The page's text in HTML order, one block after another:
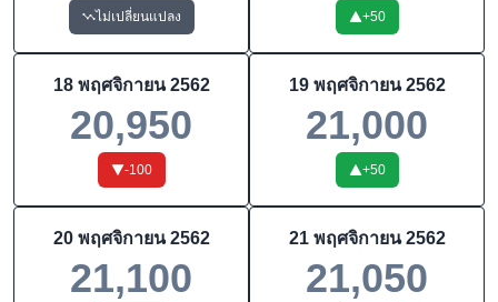
ไม่เปลี่ยนแปลง +50
18 พฤศจิกายน 2562
20,950
-100
19 พฤศจิกายน 2562
21,000
+50
20 พฤศจิกายน 2562
21,100
21 พฤศจิกายน 2562
21,050